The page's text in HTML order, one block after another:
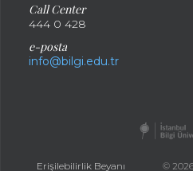
Call Center
444 0 428
e-posta
info@bilgi.edu.tr
Erişilebilirlik Beyanı ©